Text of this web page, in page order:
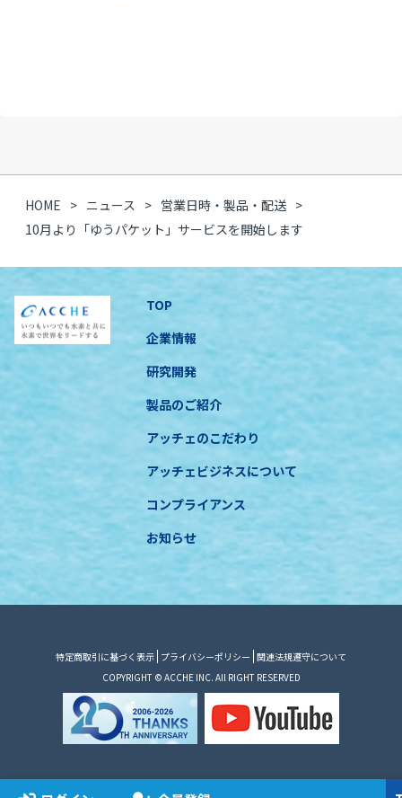
HOME ニュース
営業日時・製品・配送
10月より「ゆうパケット」サービスを開始します
TOP
企業情報
研究開発
製品のご紹介
アッチェのこだわり
アッチェビジネスについて
コンプライアンス
お知らせ
特定商取引に基づく表示 プライバシーポリシー 関連法規遵守について
COPYRIGHT © ACCHE INC. All RIGHT RESERVED